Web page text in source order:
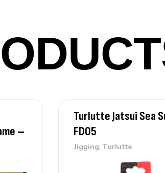
–
Turlutte Jatsui Sea
FD05
Jigging, Turlutte